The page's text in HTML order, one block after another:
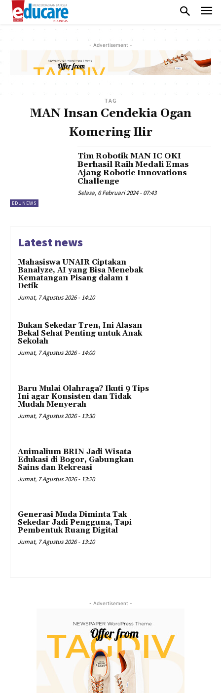
- Advertisement -
TAG
MAN Insan Cendekia Ogan
Komering Ilir
EDUNEWS
Tim Robotik MAN IC OKI
Berhasil Raih Medali Emas
Ajang Robotic Innovations
Challenge
Selasa, 6 Februari 2024 - 07:43
Latest news
Mahasiswa UNAIR Ciptakan
Banalyze, AI yang Bisa Menebak
Kematangan Pisang dalam 1
Detik
Jumat, 7 Agustus 2026 - 14:10
Bukan Sekedar Tren, Ini Alasan
Bekal Sehat Penting untuk Anak
Sekolah
Jumat, 7 Agustus 2026 - 14:00
Baru Mulai Olahraga? Ikuti 9 Tips
Ini agar Konsisten dan Tidak
Mudah Menyerah
Jumat, 7 Agustus 2026 - 13:30
Animalium BRIN Jadi Wisata
Edukasi di Bogor, Gabungkan
Sains dan Rekreasi
Jumat, 7 Agustus 2026 - 13:20
Generasi Muda Diminta Tak
Sekedar Jadi Pengguna, Tapi
Pembentuk Ruang Digital
Jumat, 7 Agustus 2026 - 13:10
- Advertisement -